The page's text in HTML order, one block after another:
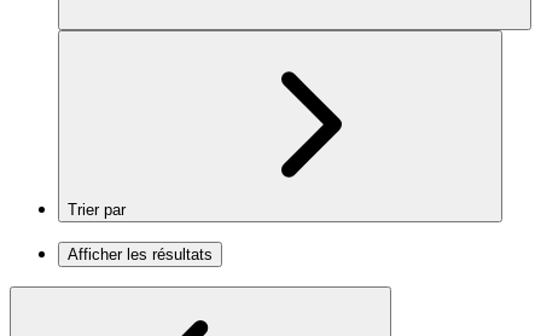
Trier par
Afficher les résultats